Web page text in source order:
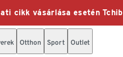
cikk vásárlása esetén
Otthon Sport Outlet